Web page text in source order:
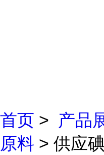
首页 > 产品
原料 > 供应